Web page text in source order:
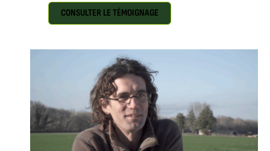
CONSULTER LE TÉMOIGNAGE